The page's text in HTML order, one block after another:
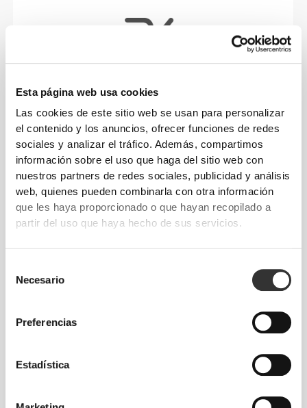
Esta página web usa cookies
Las cookies de este sitio web se usan para personalizar
el contenido y los anuncios, ofrecer funciones de redes
sociales y analizar el tráfico. Además, compartimos
información sobre el uso que haga del sitio web con
nuestros partners de redes sociales, publicidad y análisis
web, quienes pueden combinarla con otra información
que les haya proporcionado o que hayan recopilado a
partir del uso que haya hecho de sus servicios.
Necesario
Preferencias
Estadística
RevoKnites una avanzada tecnología de costura
desarrollada por Prozis que crea prendas con
efecto segunda piel, de alto rendimiento y con
mayor elasticidad, sujeción y comodidad.
RevoKnitsignifica alto rendimiento, comodidad
máxima y mejor cuidado del medio ambiente.
TECNOLOGÍA DE FIBRA